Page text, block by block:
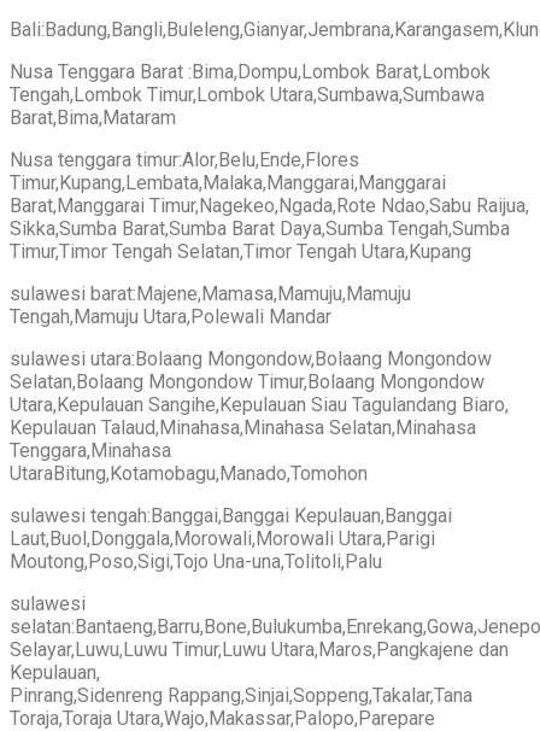
Nusa Tenggara Barat :Bima,Dompu,Lombok Barat,Lombok
Tengah,Lombok Timur,Lombok Utara,Sumbawa,Sumbawa
Barat,Bima,Mataram
Nusa tenggara timur:Alor,Belu,Ende,Flores
Timur,Kupang,Lembata,Malaka,Manggarai,Manggarai
Barat,Manggarai Timur,Nagekeo,Ngada,Rote Ndao,Sabu Raijua,
Sikka,Sumba Barat,Sumba Barat Daya,Sumba Tengah,Sumba
Timur,Timor Tengah Selatan,Timor Tengah Utara,Kupang
sulawesi barat:Majene,Mamasa,Mamuju,Mamuju
Tengah,Mamuju Utara,Polewali Mandar
sulawesi utara:Bolaang Mongondow,Bolaang Mongondow
Selatan,Bolaang Mongondow Timur,Bolaang Mongondow
Utara,Kepulauan Sangihe,Kepulauan Siau Tagulandang Biaro,
Kepulauan Talaud,Minahasa,Minahasa Selatan,Minahasa
Tenggara,Minahasa
UtaraBitung,Kotamobagu,Manado,Tomohon
sulawesi tengah:Banggai,Banggai Kepulauan,Banggai
Laut,Buol,Donggala,Morowali,Morowali Utara,Parigi
Moutong,Poso,Sigi,Tojo Una-una,Tolitoli,Palu
sulawesi
Selayar,Luwu,Luwu Timur,Luwu Utara,Maros,Pangkajene dan
Kepulauan,
Pinrang,Sidenreng Rappang,Sinjai,Soppeng,Takalar,Tana
Toraja,Toraja Utara,Wajo,Makassar,Palopo,Parepare